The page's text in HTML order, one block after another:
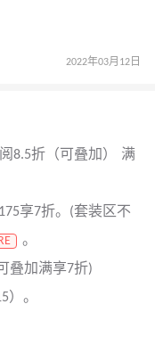
2022年03月12日
8.5折（可叠加） 满
享7折。(套装区不
。
叠加满享7折)
）。